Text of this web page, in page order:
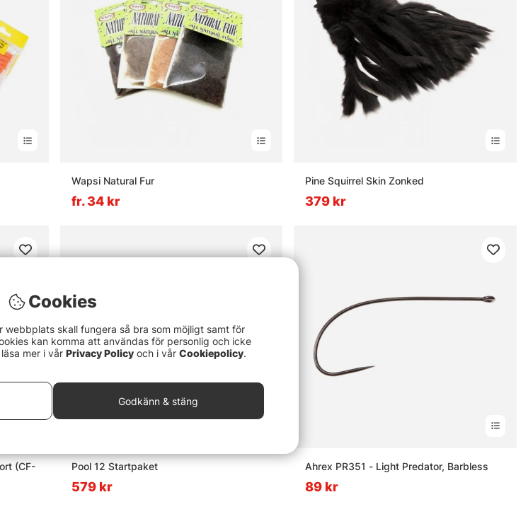
Wapsi Natural Fur
fr. 34 kr
Pine Squirrel Skin Zonked
379 kr
(CF-
Pool 12 Startpaket
579 kr
Ahrex PR351 - Light Predator, Barbless
89 kr
Cookies
webbplats skall fungera så bra som möjligt samt för
kan komma att användas för personlig och icke
mer i vår Privacy Policy och i vår Cookiepolicy.
Godkänn & stäng